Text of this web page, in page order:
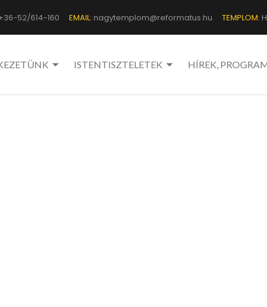
52/614-160 EMAIL: nagytemplom@reformatus.hu TEMPLOM:
ISTENTISZTELETEK HÍREK,